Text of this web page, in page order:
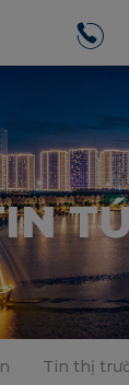
Tin thị